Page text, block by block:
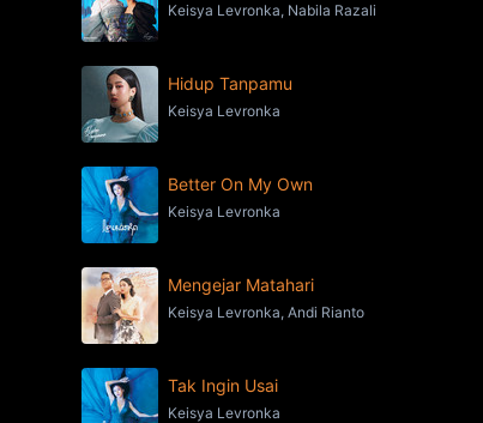
Keisya Levronka, Nabila Razali
Hidup Tanpamu
Keisya Levronka
Better On My Own
Keisya Levronka
Mengejar Matahari
Keisya Levronka, Andi Rianto
Tak Ingin Usai
Keisya Levronka